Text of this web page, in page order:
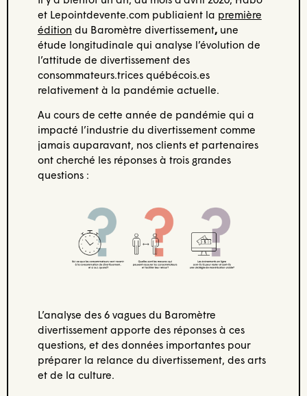
et Lepointdevente.com publiaient la première
édition du Baromètre divertissement,une
étude longitudinale qui analyse l’évolution de
l’attitude de divertissement des
consommateurs.trices québécois.es
relativement à la pandémie actuelle.
Au cours de cette année de pandémie qui a
impacté l’industrie du divertissement comme
jamais auparavant, nos clients et partenaires
ont cherché les réponses à trois grandes
questions :
L’analyse des 6 vagues du Baromètre
divertissement apporte des réponses à ces
questions, et des données importantes pour
préparer la relance du divertissement, des arts
et de la culture.